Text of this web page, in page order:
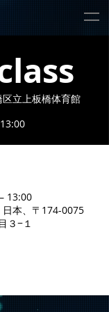
区立上板橋体育館
13:00
本、〒174-0075
３−１